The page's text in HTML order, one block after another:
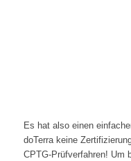
Es hat also einen
doTerra keine
CPTG-Prüfverfahren! Um